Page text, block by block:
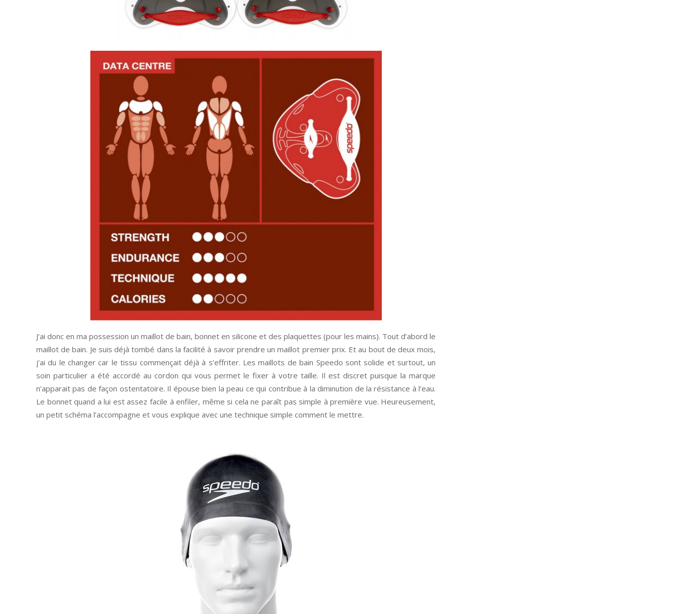
J’ai donc en ma possession un maillot de bain, bonnet en silicone et des plaquettes (pour les mains). Tout d’abord le
maillot de bain. Je suis déjà tombé dans la facilité à savoir prendre un maillot premier prix. Et au bout de deux mois,
j’ai du le changer car le tissu commençait déjà à s’effriter. Les maillots de bain Speedo sont solide et surtout, un
soin particulier a été accordé au cordon qui vous permet le fixer à votre taille. Il est discret puisque la marque
n’apparait pas de façon ostentatoire. Il épouse bien la peau ce qui contribue à la diminution de la résistance à l’eau.
Le bonnet quand a lui est assez facile à enfiler, même si cela ne paraît pas simple à première vue. Heureusement,
un petit schéma l’accompagne et vous explique avec une technique simple comment le mettre.